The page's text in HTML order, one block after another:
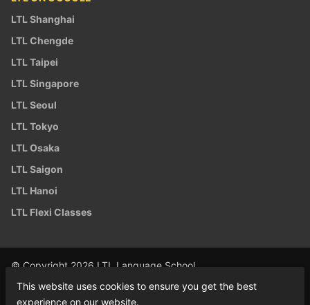
LTL Shanghai
LTL Chengde
LTL Taipei
LTL Singapore
LTL Seoul
LTL Tokyo
LTL Osaka
LTL Saigon
LTL Hanoi
LTL Flexi Classes
© Copyright 2026 LTL Language School
This website uses cookies to ensure you get the best
experience on our website.